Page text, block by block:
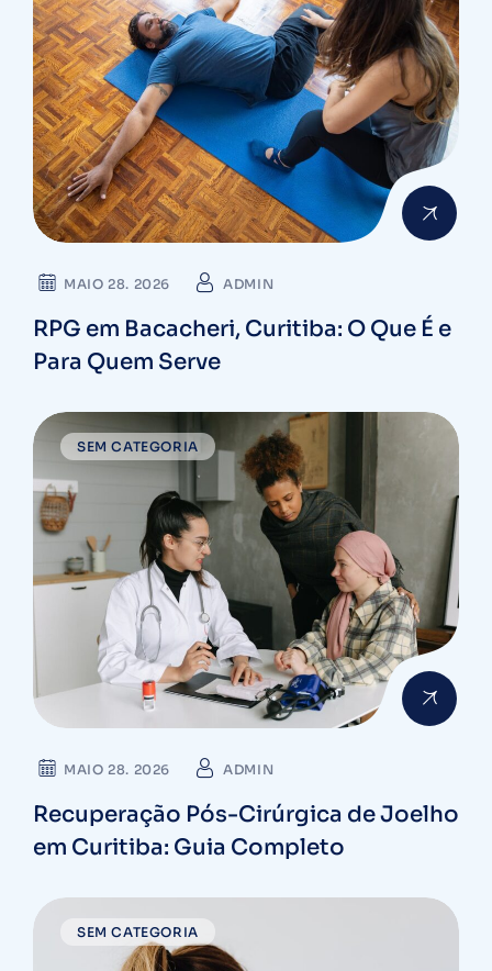
MAIO 28. 2026 ADMIN
RPG em Bacacheri, Curitiba: O Que É e
Para Quem Serve
SEM CATEGORIA
MAIO 28. 2026 ADMIN
Recuperação Pós-Cirúrgica de Joelho
em Curitiba: Guia Completo
SEM CATEGORIA